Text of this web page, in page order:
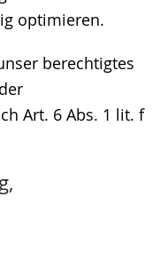
optimieren.
berechtigtes
Art. 6 Abs. 1 lit. f